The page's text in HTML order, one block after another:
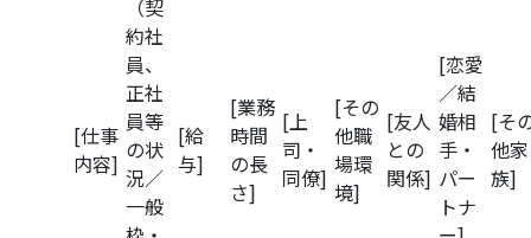
[仕事
内容]
（契
約社
員、
正社
員等
の状
況／
一般
[給
与]
[業務
時間
の長
さ]
[上
司・
同僚]
[その
他職
場環
境]
[友人
との
関係]
[恋愛
／結
婚相
手・
パー
トナ
[そ
他家
族]